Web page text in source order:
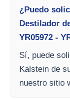
¿Puedo
Destilador
YR05972 -
Sí, puede
Kalstein de
nuestro sitio